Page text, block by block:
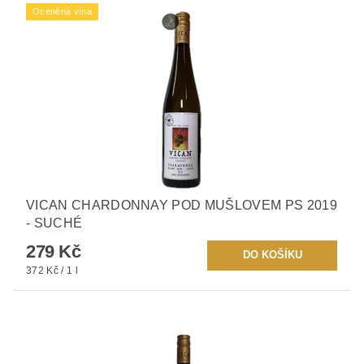
Oceněná vína
VICAN CHARDONNAY POD MUŠLOVEM PS 2019
- SUCHÉ
279 Kč
372 Kč / 1 l